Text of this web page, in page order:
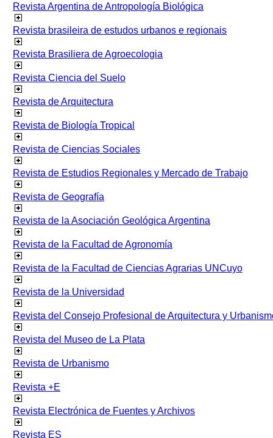
Revista Argentina de Antropología Biológica
Revista brasileira de estudos urbanos e regionais
Revista Brasiliera de Agroecologia
Revista Ciencia del Suelo
Revista de Arquitectura
Revista de Biología Tropical
Revista de Ciencias Sociales
Revista de Estudios Regionales y Mercado de Trabajo
Revista de Geografía
Revista de la Asociación Geológica Argentina
Revista de la Facultad de Agronomía
Revista de la Facultad de Ciencias Agrarias UNCuyo
Revista de la Universidad
Revista del Consejo Profesional de Arquitectura y
Revista del Museo de La Plata
Revista de Urbanismo
Revista +E
Revista Electrónica de Fuentes y Archivos
Revista ES